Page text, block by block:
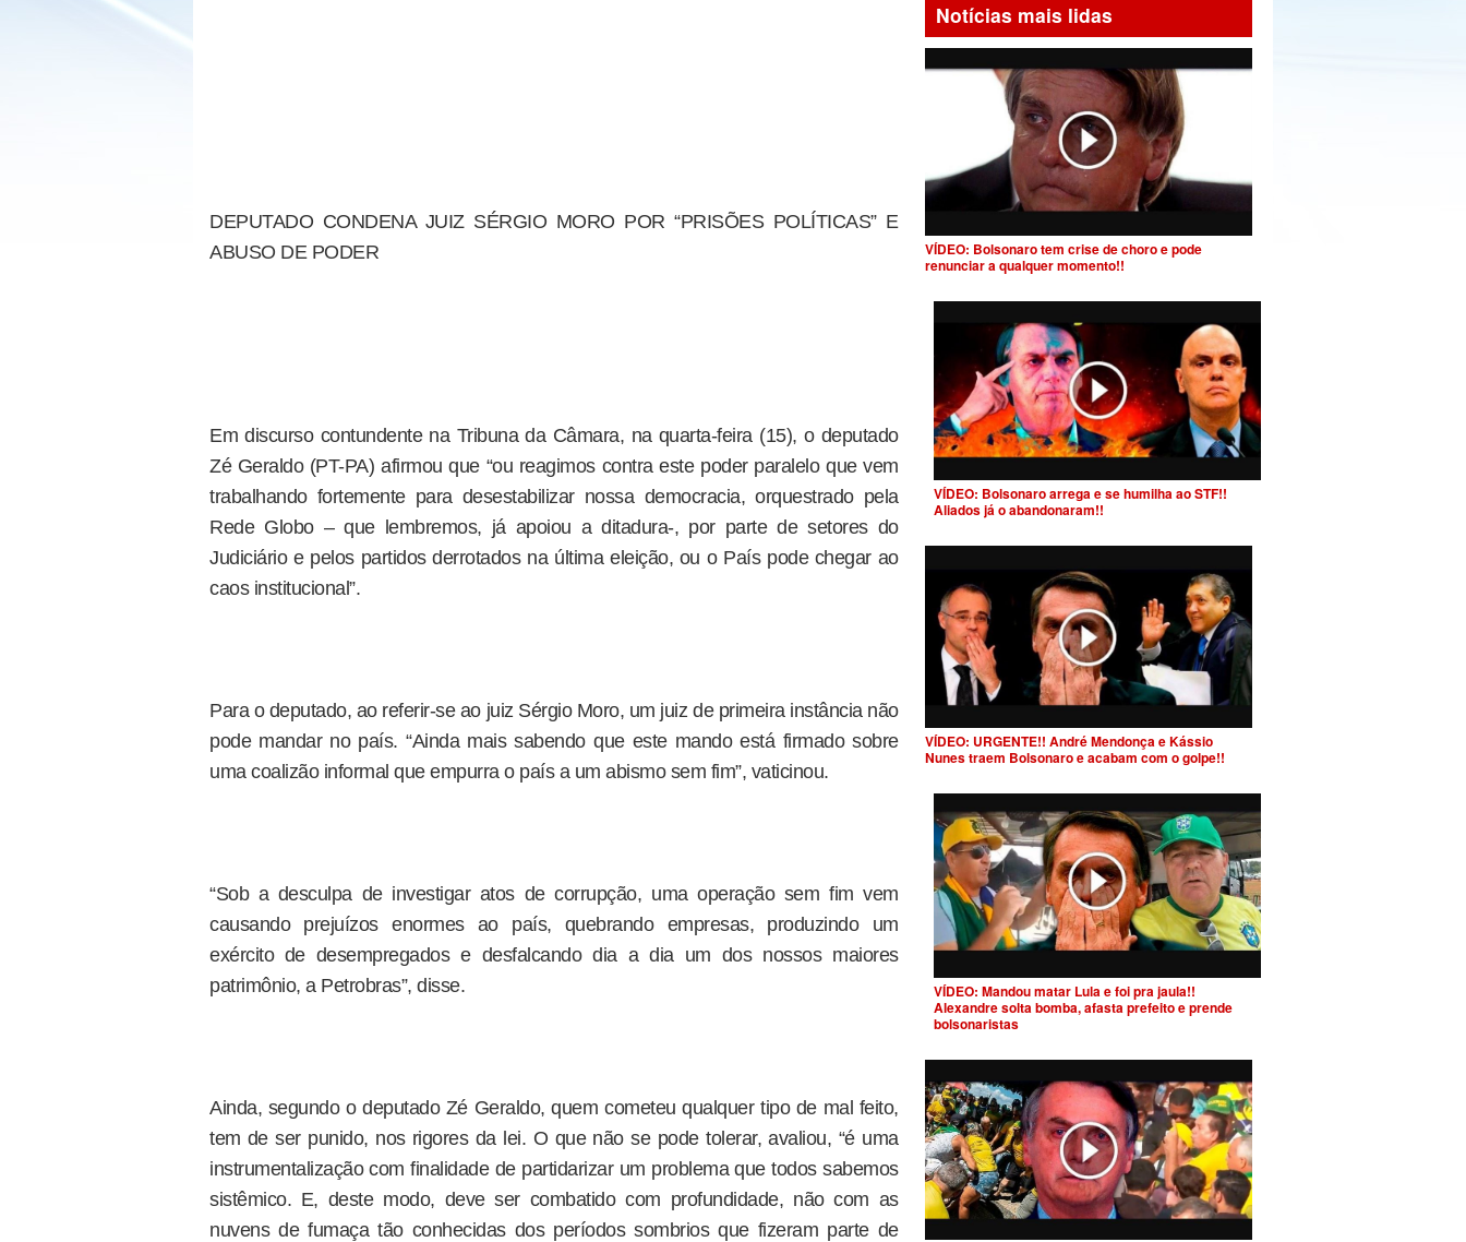
DEPUTADO CONDENA JUIZ SÉRGIO MORO POR “PRISÕES POLÍTICAS” E
ABUSO DE PODER
Em discurso contundente na Tribuna da Câmara, na quarta-feira (15), o deputado
Zé Geraldo (PT-PA) afirmou que “ou reagimos contra este poder paralelo que vem
trabalhando fortemente para desestabilizar nossa democracia, orquestrado pela
Rede Globo – que lembremos, já apoiou a ditadura-, por parte de setores do
Judiciário e pelos partidos derrotados na última eleição, ou o País pode chegar ao
caos institucional”.
Para o deputado, ao referir-se ao juiz Sérgio Moro, um juiz de primeira instância não
pode mandar no país. “Ainda mais sabendo que este mando está firmado sobre
uma coalizão informal que empurra o país a um abismo sem fim”, vaticinou.
“Sob a desculpa de investigar atos de corrupção, uma operação sem fim vem
causando prejuízos enormes ao país, quebrando empresas, produzindo um
exército de desempregados e desfalcando dia a dia um dos nossos maiores
patrimônio, a Petrobras”, disse.
Ainda, segundo o deputado Zé Geraldo, quem cometeu qualquer tipo de mal feito,
tem de ser punido, nos rigores da lei. O que não se pode tolerar, avaliou, “é uma
instrumentalização com finalidade de partidarizar um problema que todos sabemos
sistêmico. E, deste modo, deve ser combatido com profundidade, não com as
nuvens de fumaça tão conhecidas dos períodos sombrios que fizeram parte de
Notícias mais lidas
VÍDEO: Bolsonaro tem crise de choro e pode
renunciar a qualquer momento!!
VÍDEO: Bolsonaro arrega e se humilha ao STF!!
Aliados já o abandonaram!!
VÍDEO: URGENTE!! André Mendonça e Kássio
Nunes traem Bolsonaro e acabam com o golpe!!
VÍDEO: Mandou matar Lula e foi pra jaula!!
Alexandre solta bomba, afasta prefeito e prende
bolsonaristas